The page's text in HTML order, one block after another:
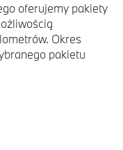
oferujemy pakiety
Okres
pakietu